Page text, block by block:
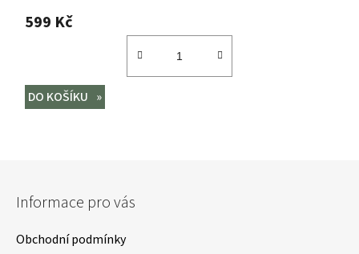
599 Kč
DO KOŠÍKU
Informace pro vás
Obchodní podmínky